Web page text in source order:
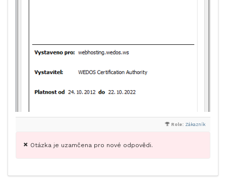
Role: Zákazník
Otázka je uzamčena pro nové odpovědi.